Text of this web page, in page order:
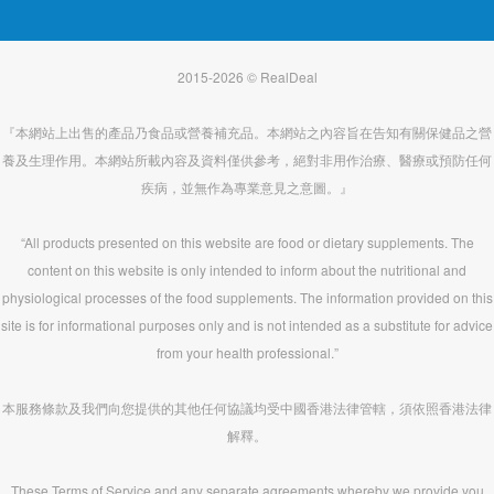
2015-2026 © RealDeal
『本網站上出售的產品乃食品或營養補充品。本網站之內容旨在告知有關保健品之營
養及生理作用。本網站所載內容及資料僅供參考，絕對非用作治療、醫療或預防任何
疾病，並無作為專業意見之意圖。』
“All products presented on this website are food or dietary supplements. The
content on this website is only intended to inform about the nutritional and
physiological processes of the food supplements. The information provided on this
site is for informational purposes only and is not intended as a substitute for advice
from your health professional.”
本服務條款及我們向您提供的其他任何協議均受中國香港法律管轄，須依照香港法律
解釋。